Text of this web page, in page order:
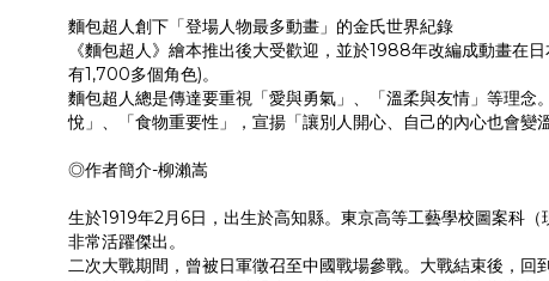
麵包超人創下「登場人物最多動畫」的金氏世界紀錄
《麵包超人》繪本推出後大受歡迎，並於1988年改編成動畫在
有1,700多個角色)。
麵包超人總是傳達要重視「愛與勇氣」、「溫柔與友情」等理
悅」、「食物重要性」，宣揚「讓別人開心、自己的內心也會變
◎作者簡介-柳瀨嵩
生於1919年2月6日，出生於高知縣。東京高等工藝學校圖案科
非常活躍傑出。
二次大戰期間，曾被日軍徵召至中國戰場參戰。大戰結束後，